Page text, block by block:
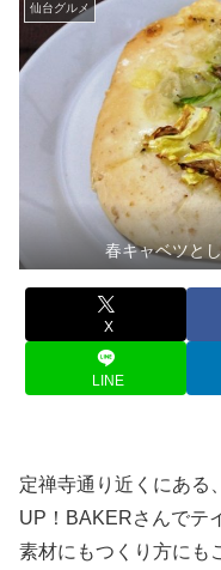
仙台グルメ
春キャベツと
X
LINE
定禅寺通り近くにある
UP！BAKERさんでテ
素材にもつくり方にも